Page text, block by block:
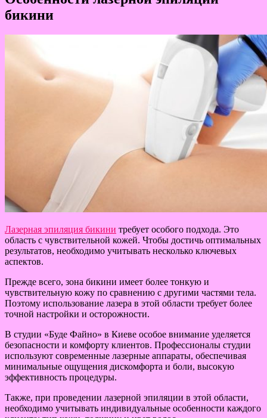
бикини
Лазерная эпиляция бикини требует особого подхода. Это
область с чувствительной кожей. Чтобы достичь оптимальных
результатов, необходимо учитывать несколько ключевых
аспектов.
Прежде всего, зона бикини имеет более тонкую и
чувствительную кожу по сравнению с другими частями тела.
Поэтому использование лазера в этой области требует более
точной настройки и осторожности.
В студии «Буде Файно» в Киеве особое внимание уделяется
безопасности и комфорту клиентов. Профессионалы студии
используют современные лазерные аппараты, обеспечивая
минимальные ощущения дискомфорта и боли, высокую
эффективность процедуры.
Также, при проведении лазерной эпиляции в этой области,
необходимо учитывать индивидуальные особенности каждого